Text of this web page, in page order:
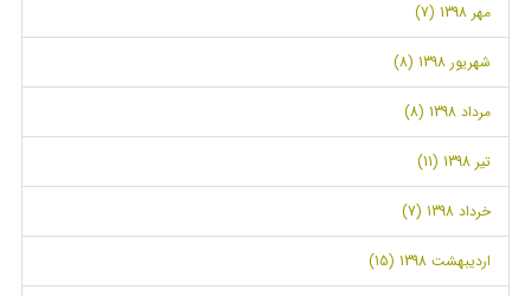
مهر 1398 (7)
شهریور 1398 (8)
مرداد 1398 (8)
تیر 1398 (11)
خرداد 1398 (7)
اردیبهشت 1398 (15)